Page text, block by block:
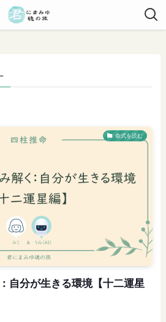
命式を読む
自分が生きる環境【十二運星